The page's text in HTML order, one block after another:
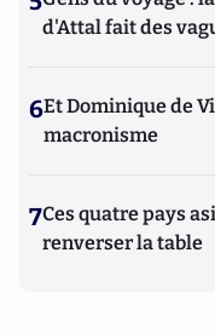
d'Attal fait des
6Et Dominique de
macronisme
7Ces quatre pays
renverser la table